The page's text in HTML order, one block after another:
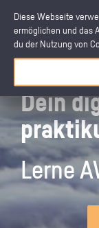
Diese Webseite
ermöglichen und das
du der Nutzung von
Dein
Lerne